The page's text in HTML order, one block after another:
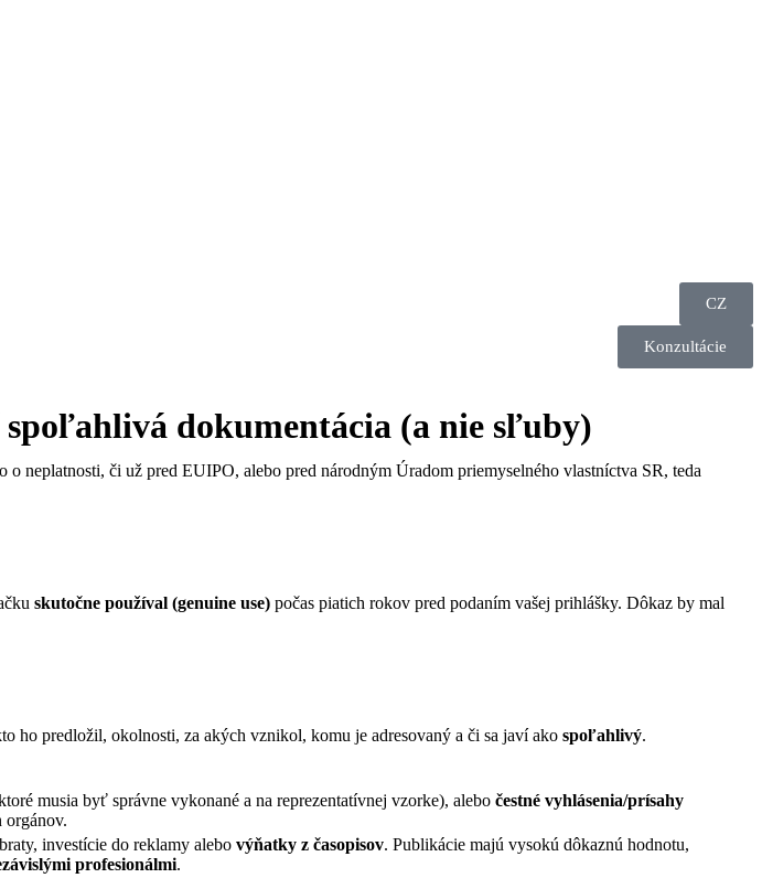
CZ
Konzultácie
dokumentácia (a nie sľuby)
neplatnosti, či už pred EUIPO, alebo pred národným Úradom priemyselného vlastníctva SR, teda
skutočne používal (genuine use) počas piatich rokov pred podaním vašej prihlášky. Dôkaz by mal
ho predložil, okolnosti, za akých vznikol, komu je adresovaný a či sa javí ako spoľahlivý.
musia byť správne vykonané a na reprezentatívnej vzorke), alebo čestné vyhlásenia/prísahy
orgánov.
investície do reklamy alebo výňatky z časopisov. Publikácie majú vysokú dôkaznú hodnotu,
profesionálmi.